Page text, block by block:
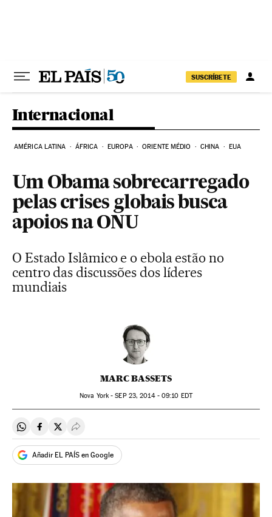
SUSCRÍBETE
Internacional
AMÉRICA LATINA ÁFRICA EUROPA ORIENTE MÉDIO CHINA EUA
Um Obama sobrecarregado
pelas crises globais busca
apoios na ONU
O Estado Islâmico e o ebola estão no
centro das discussões dos líderes
mundiais
MARC BASSETS
Nova York -SEP23, 2014 - 09:10 EDT
Compartir en Whatsapp
Compartir en Facebook
Compartir en Twitter
Desplegar Redes Sociales
Añadir EL PAÍS en Google